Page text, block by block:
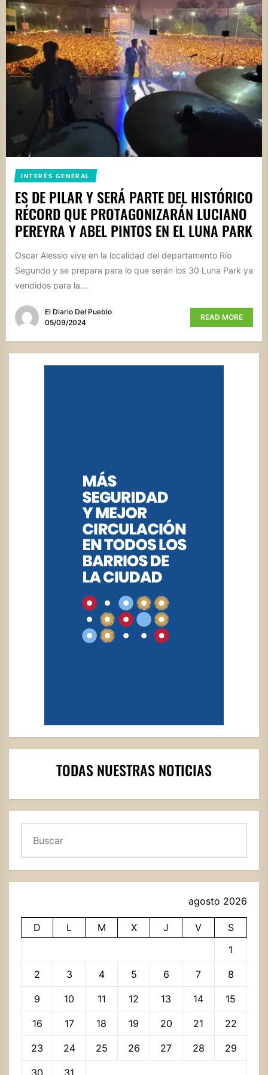
INTERÉS GENERAL
ES DE PILAR Y SERÁ PARTE DEL HISTÓRICO
RÉCORD QUE PROTAGONIZARÁN LUCIANO
PEREYRA Y ABEL PINTOS EN EL LUNA PARK
Oscar Alessio vive en la localidad del departamento Río
Segundo y se prepara para lo que serán los 30 Luna Park ya
vendidos para la...
El Diario Del Pueblo
05/09/2024
READ MORE
TODAS NUESTRAS NOTICIAS
agosto 2026
D L M X J V
S
1
2 3 4 5 6 7 8
9 10 11 12 13 14 15
16 17 18 19 20 21 22
23 24 25 26 27 28 29